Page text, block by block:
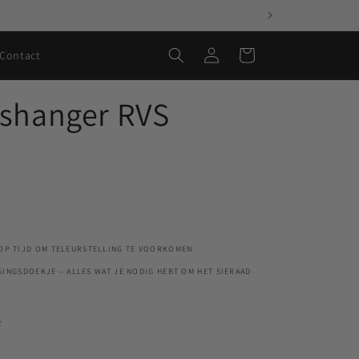
Contact InloggenWinkelwagen
RVS
TIJD OM TELEURSTELLING TE VOORKOMEN
– ALLES WAT JE NODIG HEBT OM HET SIERAAD